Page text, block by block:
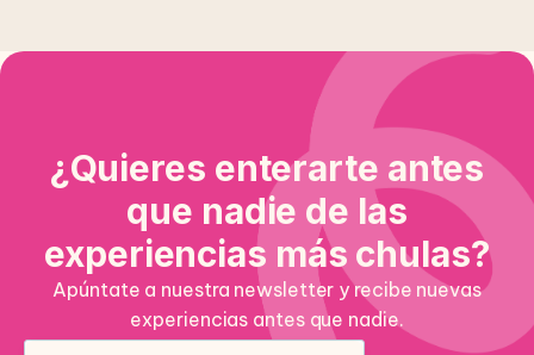
¿Quieres enterarte antes
que nadie de las
experiencias más chulas?
Apúntate a nuestra newsletter y recibe nuevas
experiencias antes que nadie.